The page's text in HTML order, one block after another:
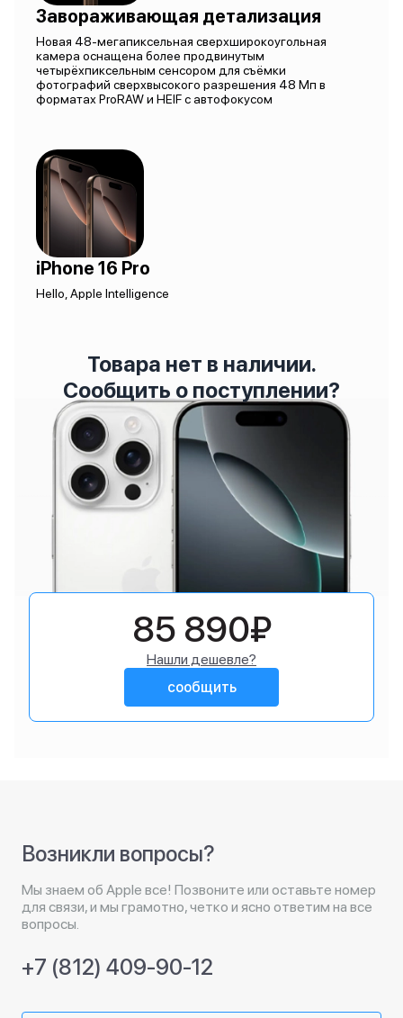
Завораживающая детализация
Новая 48-мегапиксельная сверхширокоугольная
камера оснащена более продвинутым
четырёхпиксельным сенсором для съёмки
фотографий сверхвысокого разрешения 48 Мп в
форматах ProRAW и HEIF с автофокусом
iPhone 16 Pro
Hello, Apple Intelligence
Товара нет в наличии.
Сообщить о поступлении?
85 890₽
Нашли дешевле?
сообщить
Возникли вопросы?
Мы знаем об Apple все! Позвоните или оставьте номер
для связи, и мы грамотно, четко и ясно ответим на все
вопросы.
+7 (812) 409-90-12